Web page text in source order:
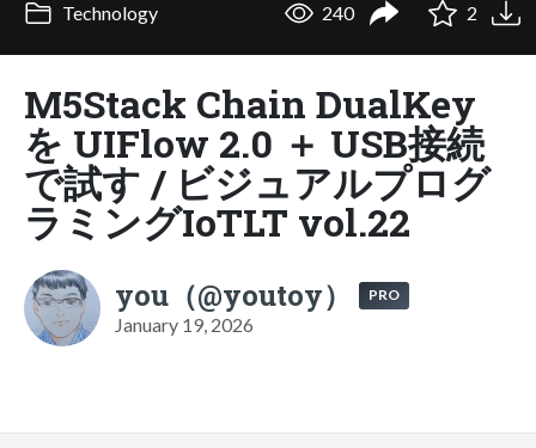
Technology 240 2
M5Stack Chain DualKey
を UIFlow 2.0 ＋ USB接続
で試す / ビジュアルプログ
ラミングIoTLT vol.22
you（@youtoy） PRO
January 19, 2026